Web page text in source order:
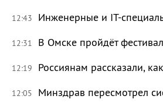
12:43 Инженерные и IT-
12:31 В Омске пройдёт
12:19 Россиянам рассказали,
12:05 Минздрав пересмотрел